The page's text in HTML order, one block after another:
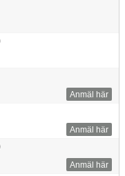
Anmäl här
Anmäl här
Anmäl här